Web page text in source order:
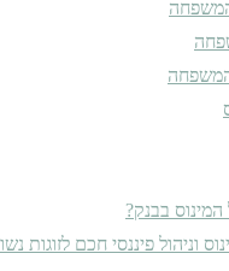
המשפחה
בבנק?